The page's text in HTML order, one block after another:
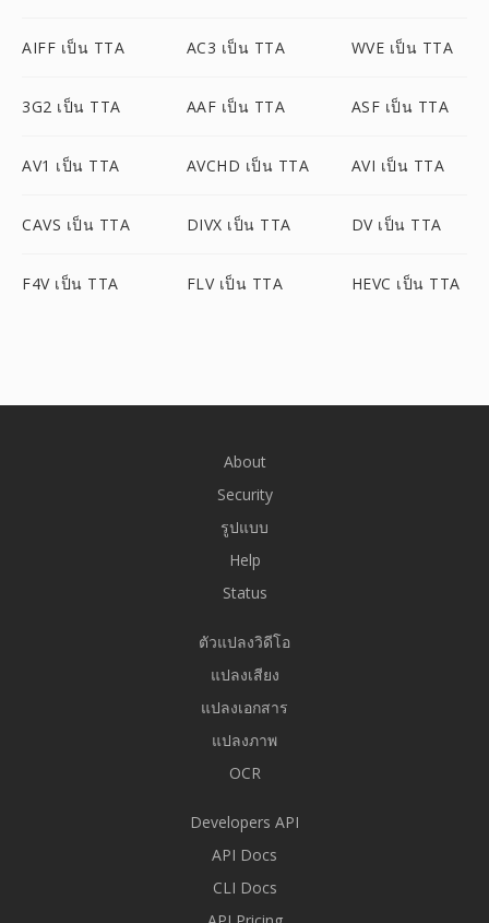
AIFF เป็น TTA AC3 เป็น TTA WVE เป็น TTA
3G2 เป็น TTA AAF เป็น TTA ASF เป็น TTA
AV1 เป็น TTA AVCHD เป็น TTA AVI เป็น TTA
CAVS เป็น TTA DIVX เป็น TTA DV เป็น TTA
F4V เป็น TTA FLV เป็น TTA HEVC เป็น TTA
About
Security
รูปแบบ
Help
Status
ตัวแปลงวิดีโอ
แปลงเสียง
แปลงเอกสาร
แปลงภาพ
OCR
Developers API
API Docs
CLI Docs